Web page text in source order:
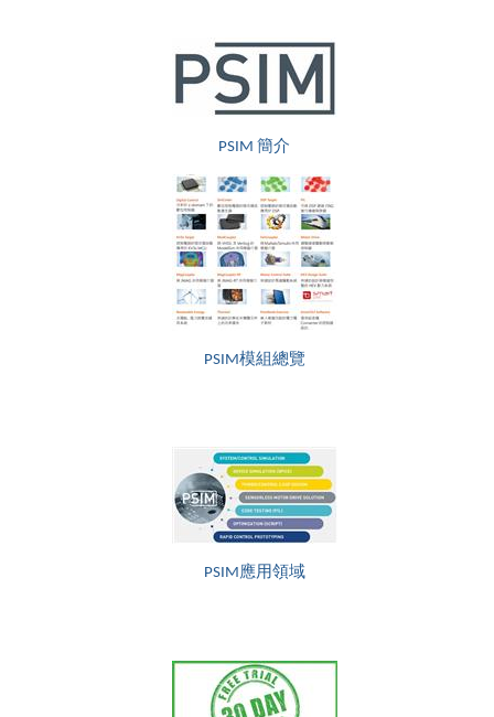
PSIM 簡介
PSIM模組總覽
PSIM應用領域